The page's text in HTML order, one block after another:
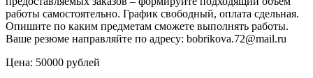
работы самостоятельно. График свободный, оплата сдельная.
Опишите по каким предметам сможете выполнять работы.
Ваше резюме направляйте по адресу: bobrikova.72@mail.ru
Цена: 50000 рублей